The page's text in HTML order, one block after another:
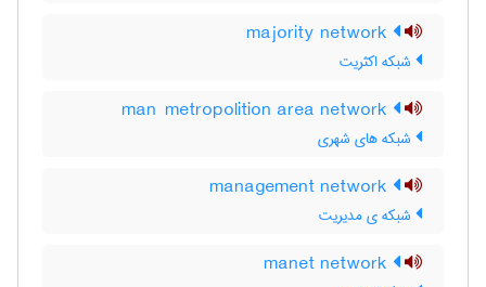
شبکه اکثریت
شبکه های شهری
شبکه ی مدیریت